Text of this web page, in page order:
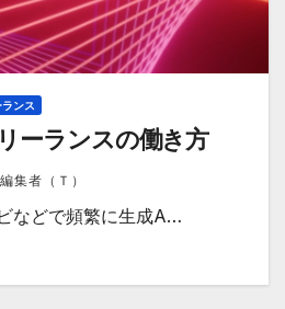
ンス
ーランスの働き方
編集者（Ｔ）
などで頻繁に生成A…